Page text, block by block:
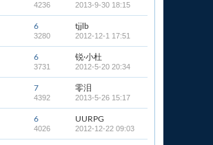
4236
2013-9-30 18:15
6
3280
tjjlb
2012-12-1 17:51
6
3731
锐·小杜
2012-5-20 20:34
7
4392
零泪
2013-5-26 15:17
6
4026
UURPG
2012-12-22 09:03